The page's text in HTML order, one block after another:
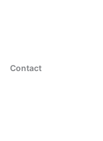
Contact